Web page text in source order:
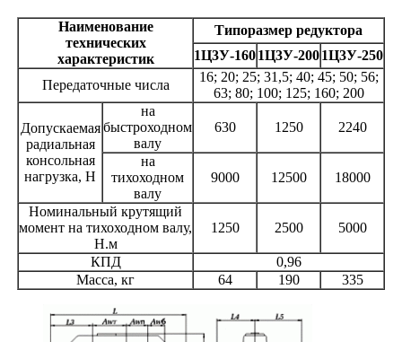
Наименование
технических
характеристик
Типоразмер редуктора
1Ц3У-1601Ц3У-2001Ц3У-250
Передаточные числа
16; 20; 25; 31,5; 40; 45; 50; 56;
63; 80; 100; 125; 160; 200
Допускаемая
радиальная
консольная
нагрузка, Н
на
быстроходном
валу
630 1250 2240
на
тихоходном
валу
9000 12500 18000
Номинальный крутящий
момент на тихоходном валу,
Н.м
1250 2500 5000
КПД
0,96
Масса, кг
64 190 335